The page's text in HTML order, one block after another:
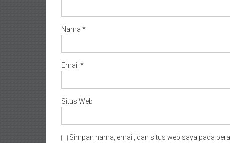
Nama *
Email *
Situs Web
Simpan nama, email, dan situs web saya pada